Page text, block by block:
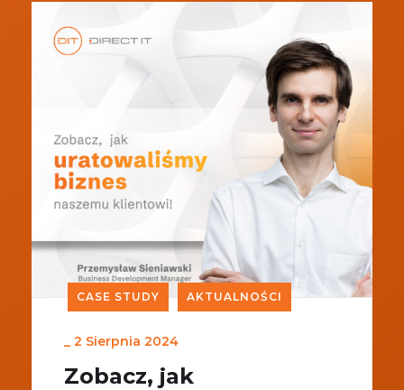
CASE STUDY AKTUALNOŚCI
_ 2 Sierpnia 2024
Zobacz, jak